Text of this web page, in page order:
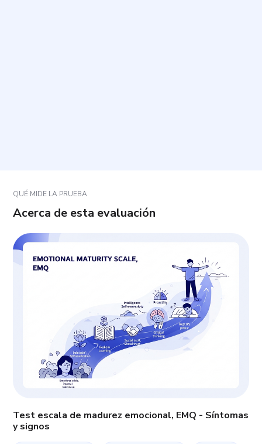
QUÉ MIDE LA PRUEBA
Acerca de esta evaluación
Test escala de madurez emocional, EMQ - Síntomas
y signos